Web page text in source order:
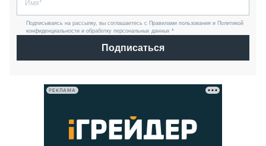
Подписываясь на рассылку, вы соглашаетесь с Правилами пользования и Политикой
конфиденциальности и обработку персональных данных *
Подписаться
РЕКЛАМА